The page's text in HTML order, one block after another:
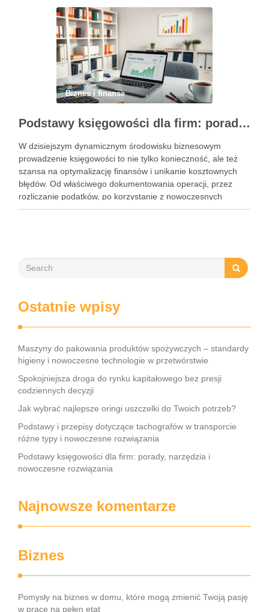
Biznes i finanse
Podstawy księgowości dla firm: porady, narzędzia i nowoczesne rozwiązania
W dzisiejszym dynamicznym środowisku biznesowym
prowadzenie księgowości to nie tylko konieczność, ale też
szansa na optymalizację finansów i unikanie kosztownych
błędów. Od właściwego dokumentowania operacji, przez
rozliczanie podatków, po korzystanie z nowoczesnych
narzędzi – każdy przedsiębiorca musi znać kluczowe
Ostatnie wpisy
Maszyny do pakowania produktów spożywczych – standardy
higieny i nowoczesne technologie w przetwórstwie
Spokojniejsza droga do rynku kapitałowego bez presji
codziennych decyzji
Jak wybrać najlepsze oringi uszczelki do Twoich potrzeb?
Podstawy i przepisy dotyczące tachografów w transporcie
różne typy i nowoczesne rozwiązania
Podstawy księgowości dla firm: porady, narzędzia i
nowoczesne rozwiązania
Najnowsze komentarze
Biznes
Pomysły na biznes w domu, które mogą zmienić Twoją pasję
w pracę na pełen etat